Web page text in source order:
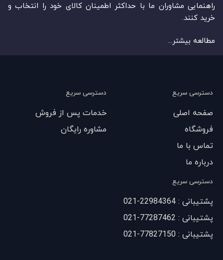
راهنمایی مشاوران ما با حداکثر اطمینان کالای خود را انتخاب و
خرید کنند.
مطالعه بیشتر...
دسترسی سریع
صفحه اصلی
فروشگاه
تماس با ما
درباره ما
دسترسی سریع
خدمات پس از فروش
مشاوره رایگان
دسترسی سریع
پشتیبانی : 22984364-021
پشتیبانی : 77287462-021
پشتیبانی : 77827150-021